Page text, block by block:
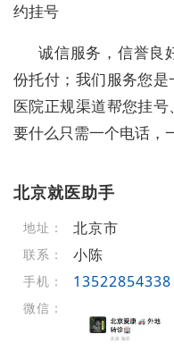
约挂号
诚信服务，信誉良
份托付；我们服务您
医院正规渠道帮您挂
要什么只需一个电话，
北京就医助手
地址： 北京市
联系： 小陈
手机： 13522854338
微信：